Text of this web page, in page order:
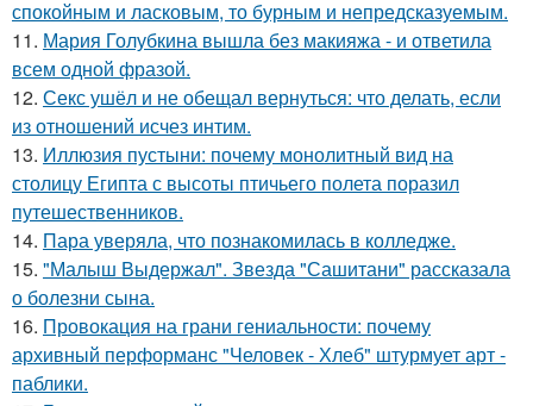
спокойным и ласковым, то бурным и непредсказуемым.
11. Мария Голубкина вышла без макияжа - и ответила
всем одной фразой.
12. Секс ушёл и не обещал вернуться: что делать, если
из отношений исчез интим.
13. Иллюзия пустыни: почему монолитный вид на
столицу Египта с высоты птичьего полета поразил
путешественников.
14. Пара уверяла, что познакомилась в колледже.
15. "Малыш Выдержал". Звезда "Сашитани" рассказала
о болезни сына.
16. Провокация на грани гениальности: почему
архивный перформанс "Человек - Хлеб" штурмует арт -
паблики.